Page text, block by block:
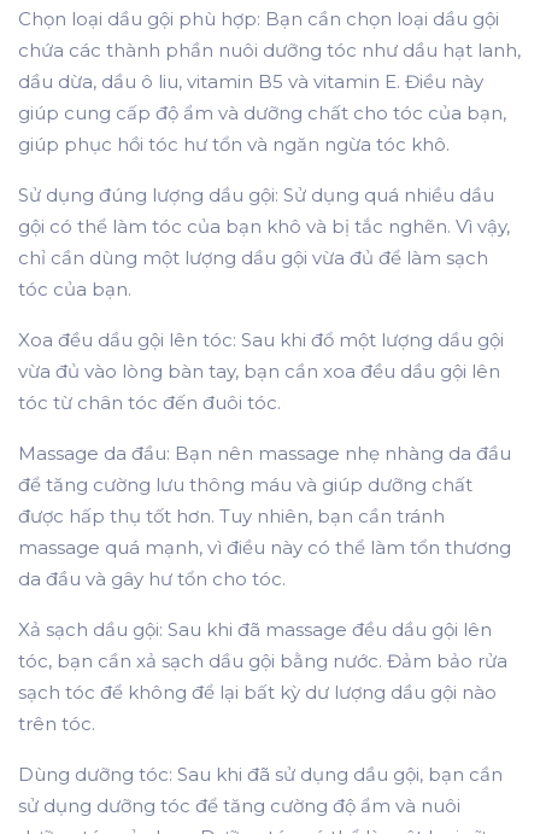
Chọn loại dầu gội phù hợp: Bạn cần chọn loại dầu gội
chứa các thành phần nuôi dưỡng tóc như dầu hạt lanh,
dầu dừa, dầu ô liu, vitamin B5 và vitamin E. Điều này
giúp cung cấp độ ẩm và dưỡng chất cho tóc của bạn,
giúp phục hồi tóc hư tổn và ngăn ngừa tóc khô.
Sử dụng đúng lượng dầu gội: Sử dụng quá nhiều dầu
gội có thể làm tóc của bạn khô và bị tắc nghẽn. Vì vậy,
chỉ cần dùng một lượng dầu gội vừa đủ để làm sạch
tóc của bạn.
Xoa đều dầu gội lên tóc: Sau khi đổ một lượng dầu gội
vừa đủ vào lòng bàn tay, bạn cần xoa đều dầu gội lên
tóc từ chân tóc đến đuôi tóc.
Massage da đầu: Bạn nên massage nhẹ nhàng da đầu
để tăng cường lưu thông máu và giúp dưỡng chất
được hấp thụ tốt hơn. Tuy nhiên, bạn cần tránh
massage quá mạnh, vì điều này có thể làm tổn thương
da đầu và gây hư tổn cho tóc.
Xả sạch dầu gội: Sau khi đã massage đều dầu gội lên
tóc, bạn cần xả sạch dầu gội bằng nước. Đảm bảo rửa
sạch tóc để không để lại bất kỳ dư lượng dầu gội nào
trên tóc.
Dùng dưỡng tóc: Sau khi đã sử dụng dầu gội, bạn cần
sử dụng dưỡng tóc để tăng cường độ ẩm và nuôi